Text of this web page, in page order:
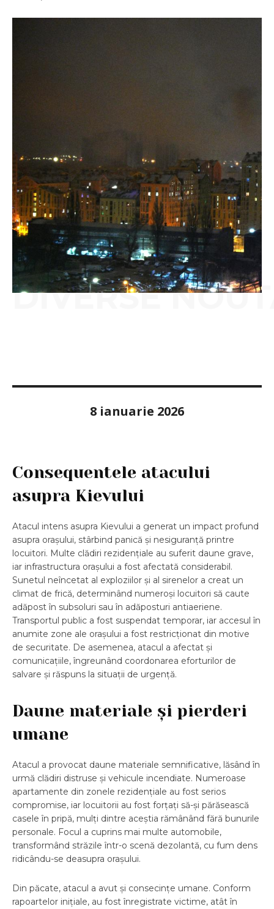
DIVERSE
8 ianuarie 2026
Consequentele atacului
asupra Kievului
Atacul intens asupra Kievului a generat un impact profund
asupra orașului, stârbind panică și nesiguranță printre
locuitori. Multe clădiri rezidențiale au suferit daune grave,
iar infrastructura orașului a fost afectată considerabil.
Sunetul neîncetat al exploziilor și al sirenelor a creat un
climat de frică, determinând numeroși locuitori să caute
adăpost în subsoluri sau în adăposturi antiaeriene.
Transportul public a fost suspendat temporar, iar accesul în
anumite zone ale orașului a fost restricționat din motive
de securitate. De asemenea, atacul a afectat și
comunicațiile, îngreunând coordonarea eforturilor de
salvare și răspuns la situații de urgență.
Daune materiale și pierderi
umane
Atacul a provocat daune materiale semnificative, lăsând în
urmă clădiri distruse și vehicule incendiate. Numeroase
apartamente din zonele rezidențiale au fost serios
compromise, iar locuitorii au fost forțați să-și părăsească
casele în pripă, mulți dintre aceștia rămânând fără bunurile
personale. Focul a cuprins mai multe automobile,
transformând străzile într-o scenă dezolantă, cu fum dens
ridicându-se deasupra orașului.
Din păcate, atacul a avut și consecințe umane. Conform
rapoartelor inițiale, au fost înregistrate victime, atât în